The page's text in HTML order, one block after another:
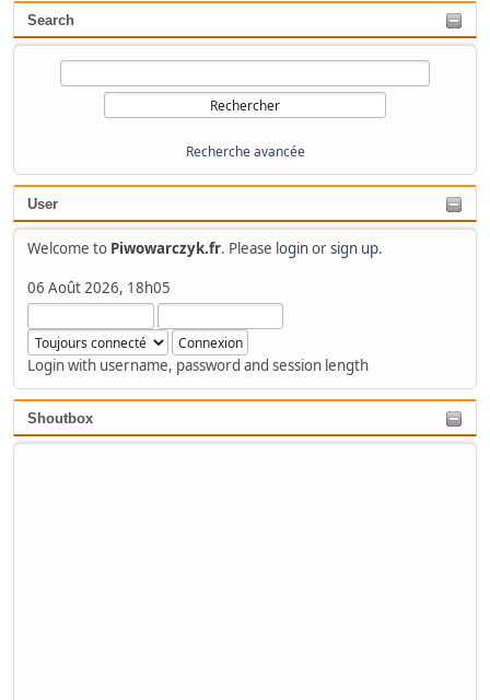
Search
Recherche avancée
User
Welcome to Piwowarczyk.fr. Please loginorsign up.
06 Août 2026, 18h05
Login with username, password and session length
Shoutbox